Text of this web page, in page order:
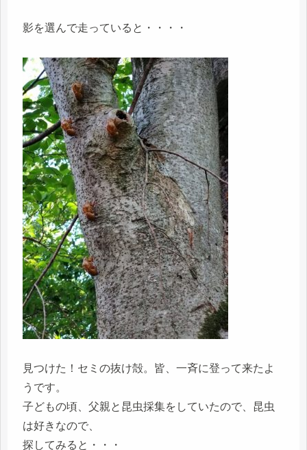
影を選んで走っていると・・・・
見つけた！セミの抜け殻。皆、一斉に登って来たよ
うです。
子どもの頃、父親と昆虫採集をしていたので、昆虫
は好きなので、
探してみると・・・